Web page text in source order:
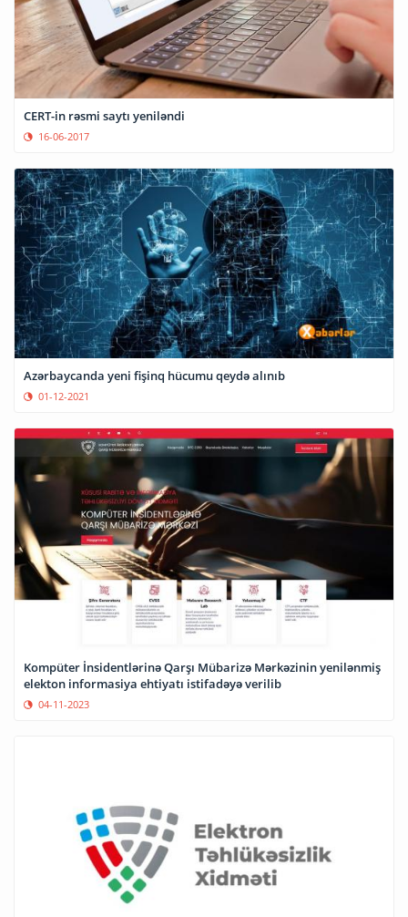
CERT-in rəsmi saytı yeniləndi
16-06-2017
Azərbaycanda yeni fişinq hücumu qeydə alınıb
01-12-2021
Kompüter İnsidentlərinə Qarşı Mübarizə Mərkəzinin yenilənmiş
elekton informasiya ehtiyatı istifadəyə verilib
04-11-2023